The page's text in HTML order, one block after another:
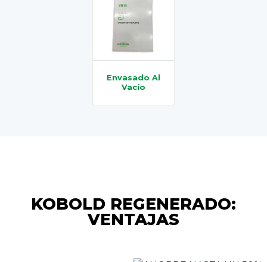
Envasado Al
Vacío
KOBOLD REGENERADO:
VENTAJAS